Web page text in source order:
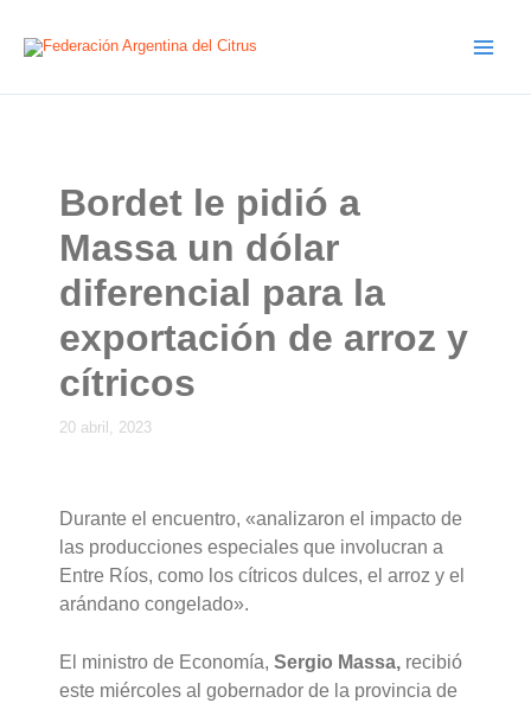
contenido
Bordet le pidió a
Massa un dólar
diferencial para la
exportación de arroz y
cítricos
20 abril, 2023
Durante el encuentro, «analizaron el impacto de
las producciones especiales que involucran a
Entre Ríos, como los cítricos dulces, el arroz y el
arándano congelado».
El ministro de Economía,Sergio Massa, recibió
este miércoles al gobernador de la provincia de